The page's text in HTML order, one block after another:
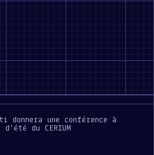
donnera une conférence à
du CERIUM